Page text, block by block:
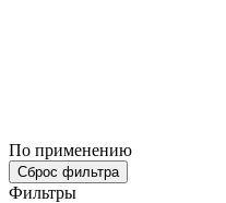
По применению
Сброс фильтра
Фильтры